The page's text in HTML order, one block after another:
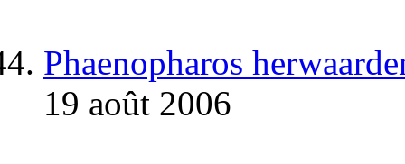
Phaenopharos
19 août 2006